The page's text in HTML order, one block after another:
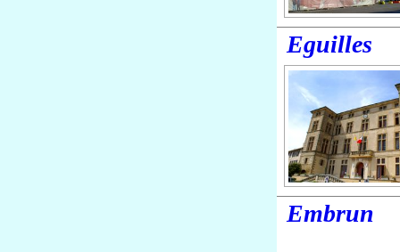
Eguilles
Embrun